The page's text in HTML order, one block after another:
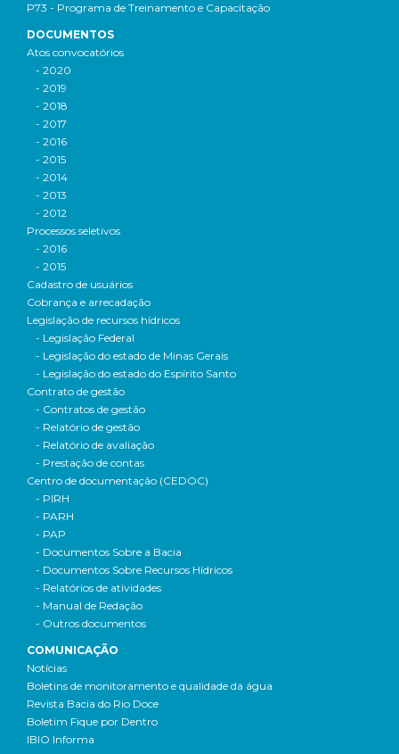
P73 - Programa de Treinamento e Capacitação
DOCUMENTOS
Atos convocatórios
- 2020
- 2019
- 2018
- 2017
- 2016
- 2015
- 2014
- 2013
- 2012
Processos seletivos
- 2016
- 2015
Cadastro de usuários
Cobrança e arrecadação
Legislação de recursos hídricos
- Legislação Federal
- Legislação do estado de Minas Gerais
- Legislação do estado do Espírito Santo
Contrato de gestão
- Contratos de gestão
- Relatório de gestão
- Relatório de avaliação
- Prestação de contas
Centro de documentação (CEDOC)
- PIRH
- PARH
- PAP
- Documentos Sobre a Bacia
- Documentos Sobre Recursos Hídricos
- Relatórios de atividades
- Manual de Redação
- Outros documentos
COMUNICAÇÃO
Notícias
Boletins de monitoramento e qualidade da água
Revista Bacia do Rio Doce
Boletim Fique por Dentro
IBIO Informa